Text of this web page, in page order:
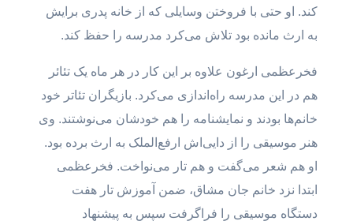
کند. او حتی با فروختن وسایلی که از خانه پدری برایش
به ارث مانده بود تلاش می‌کرد مدرسه را حفظ کند.
فخرعظمی ارغون علاوه بر این کار در هر ماه یک تئائر
هم در این مدرسه راه‌اندازی می‌کرد. بازیگران تئاتر خود
خانم‌ها بودند و نمایشنامه را هم خودشان می‌نوشتند. وی
هنر موسیقی را از دایی‌اش ارفع‌الملک به ارث برده بود.
او هم شعر می‌گفت و هم تار می‌نواخت. فخرعظمی
ابتدا نزد خانم جان مشاق، ضمن آموزش تار هفت
دستگاه موسیقی را فراگرفت سپس به پیشنهاد